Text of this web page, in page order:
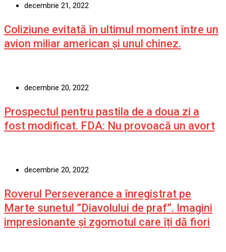
decembrie 21, 2022
Coliziune evitată în ultimul moment între un
avion miliar american şi unul chinez.
decembrie 20, 2022
Prospectul pentru pastila de a doua zi a
fost modificat. FDA: Nu provoacă un avort
decembrie 20, 2022
Roverul Perseverance a înregistrat pe
Marte sunetul ”Diavolului de praf”. Imagini
impresionante și zgomotul care îți dă fiori